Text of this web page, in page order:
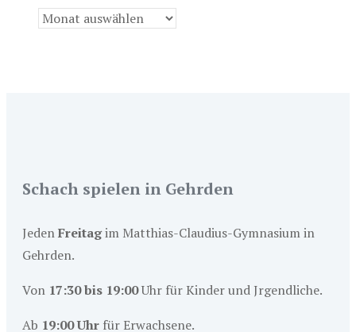
Archiv
Schach spielen in Gehrden
JedenFreitagim Matthias-Claudius-Gymnasium in
Gehrden.
Von 17:30 bis 19:00Uhr für Kinder und Jrgendliche.
Ab 19:00 Uhr für Erwachsene.